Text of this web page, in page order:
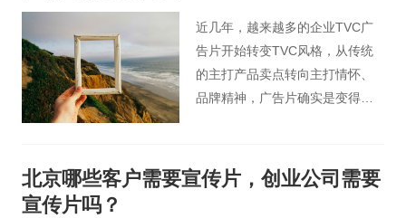
近几年，越来越多的企业TVC广
告片开始转变TVC风格，从传统
的主打产品卖点转向主打情怀、
品牌精神，广告片确实是变得更
大行其道。观众是觉得“好看”了，
但品牌的营销效果真的达到了
北京哪些客户需要宣传片，创业公司需要
宣传片吗？